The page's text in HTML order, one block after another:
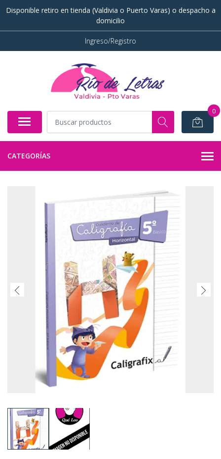
Disponible retiro en tienda (Valdivia o Puerto Varas) o despacho a
domicilio
Ingreso/Registro
0
CATEGORÍAS